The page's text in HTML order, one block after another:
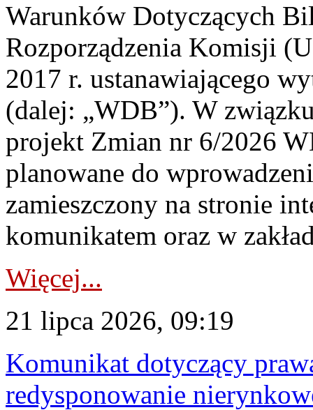
Warunków Dotyczących
Rozporządzenia Komisji
2017 r. ustanawiającego
(dalej: „WDB”). W
projekt Zmian nr 6/2026
planowane do
zamieszczony na stronie
komunikatem oraz w
Więcej...
21 lipca 2026, 09:19
Komunikat dotyczący
redysponowanie